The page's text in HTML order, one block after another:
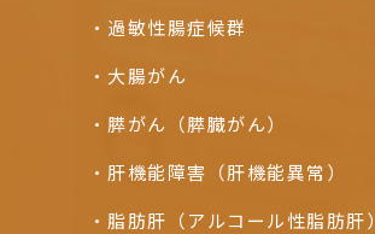
過敏性腸症候群
大腸がん
膵がん（膵臓がん）
肝機能障害（肝機能異常）
脂肪肝（アルコール性脂肪肝）